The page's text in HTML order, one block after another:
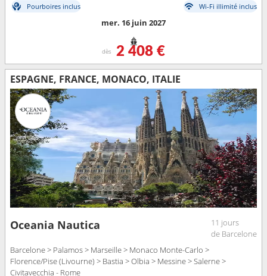
Pourboires inclus
Wi-Fi illimité inclus
mer. 16 juin 2027
dès 2 408 €
ESPAGNE, FRANCE, MONACO, ITALIE
Oceania Nautica
11 jours
de Barcelone
Barcelone > Palamos > Marseille > Monaco Monte-Carlo >
Florence/Pise (Livourne) > Bastia > Olbia > Messine > Salerne >
Civitavecchia - Rome